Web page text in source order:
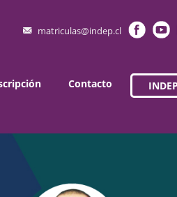
matriculas@indep.cl
Contacto